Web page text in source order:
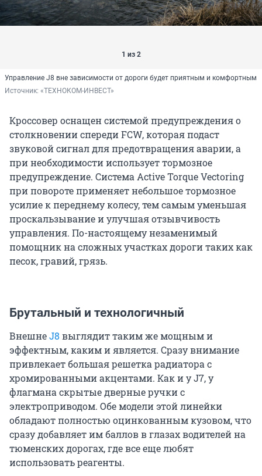
1 из 2
Управление J8 вне зависимости от дороги будет приятным и комфортным
Источник: «ТЕХНОКОМ-ИНВЕСТ»
Кроссовер оснащен системой предупреждения о
столкновении спереди FCW, которая подаст
звуковой сигнал для предотвращения аварии, а
при необходимости использует тормозное
предупреждение. Система Active Torque Vectoring
при повороте применяет небольшое тормозное
усилие к переднему колесу, тем самым уменьшая
проскальзывание и улучшая отзывчивость
управления. По-настоящему незаменимый
помощник на сложных участках дороги таких как
песок, гравий, грязь.
Брутальный и технологичный
ВнешнеJ8 выглядит таким же мощным и
эффектным, каким и является. Сразу внимание
привлекает большая решетка радиатора с
хромированными акцентами. Как и у J7, у
флагмана скрытые дверные ручки с
электроприводом. Обе модели этой линейки
обладают полностью оцинкованным кузовом, что
сразу добавляет им баллов в глазах водителей на
тюменских дорогах, где все еще любят
использовать реагенты.